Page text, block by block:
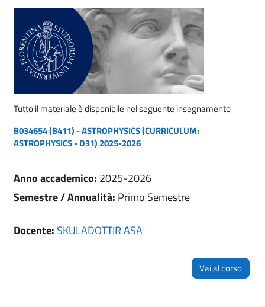
Tutto il materiale è disponibile nel seguente insegnamento
B034654 (B411) - ASTROPHYSICS (CURRICULUM:
ASTROPHYSICS - D31) 2025-2026
Anno accademico: 2025-2026
Semestre / Annualità: Primo Semestre
Docente: SKULADOTTIR ASA
Vai al corso